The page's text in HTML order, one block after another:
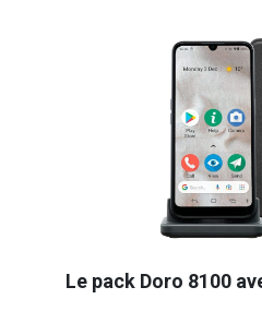
Le pack Doro 8100